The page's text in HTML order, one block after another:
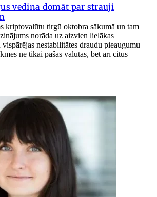
vedina domāt par strauji
kriptovalūtu tirgū oktobra sākumā un tam
norāda uz aizvien lielākas
nestabilitātes draudu pieaugumu
ne tikai pašas valūtas, bet arī citus